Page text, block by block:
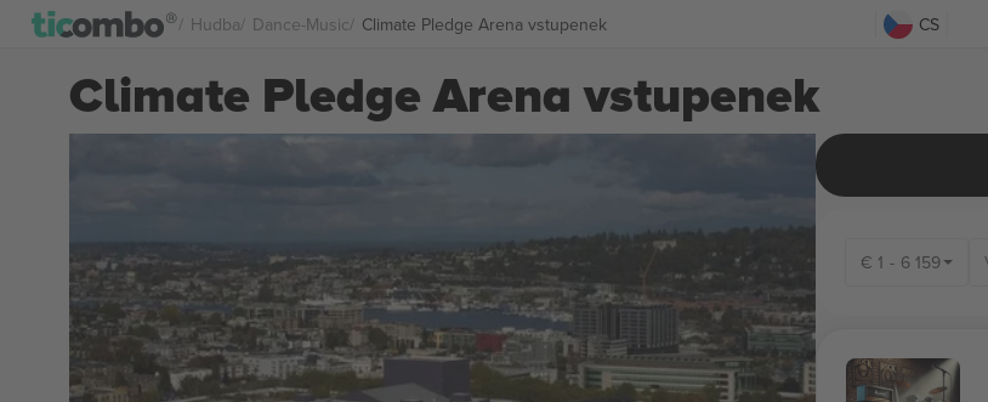
Hudba Dance-Music Climate Pledge Arena vstupenek CS
Climate Pledge Arena vstupenek
€ 1 - 6 159